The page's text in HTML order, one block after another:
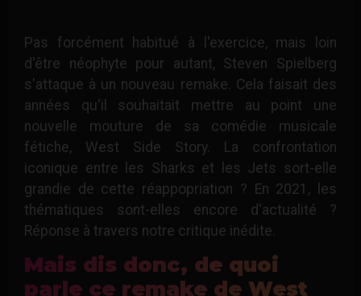
Pas forcément habitué à l'exercice, mais loin
d'être néophyte pour autant, Steven Spielberg
s'attaque à un nouveau remake. Cela faisait des
années qu'il souhaitait mettre au point une
nouvelle mouture de sa comédie musicale
fétiche, West Side Story. La confrontation
iconique entre les Sharks et les Jets sort-elle
grandie de cette réappopriation ? En 2021, les
thématiques sont-elles encore d'actualité ?
Réponse à travers notre critique inédite.
Mais dis donc, de quoi
parle ce remake de West